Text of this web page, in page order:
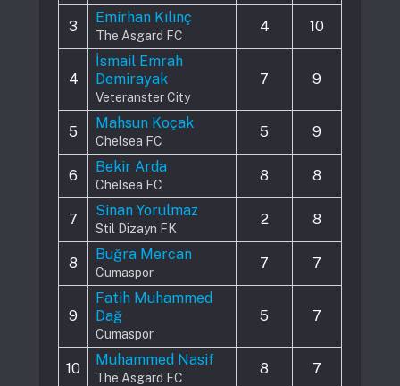
3
Emirhan Kılınç
The Asgard FC
4 10
4
İsmail Emrah
Demirayak
Veteranster City
7 9
5
Mahsun Koçak
Chelsea FC
5 9
6
Bekir Arda
Chelsea FC
8 8
7
Sinan Yorulmaz
Stil Dizayn FK
2 8
8
Buğra Mercan
Cumaspor
7 7
9
Fatih Muhammed
Dağ
Cumaspor
5 7
10
Muhammed Nasif
The Asgard FC
8 7